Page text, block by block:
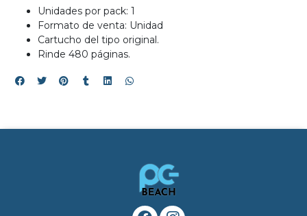
Unidades por pack: 1
Formato de venta: Unidad
Cartucho del tipo original.
Rinde 480 páginas.